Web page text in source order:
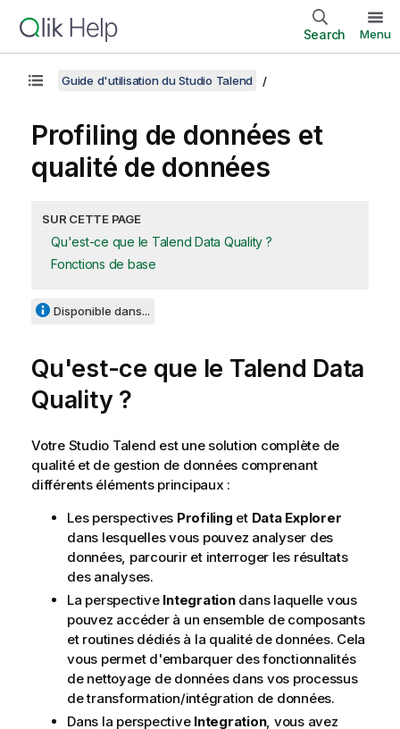
Search Menu
Guide d'utilisation du Studio Talend
Profiling de données et
qualité de données
SUR CETTE PAGE
Qu'est-ce que le Talend Data Quality ?
Fonctions de base
Disponible dans...
Qu'est-ce que le Talend Data
Quality?
Votre Studio Talend est une solution complète de
qualité et de gestion de données comprenant
différents éléments principaux :
Les perspectives Profiling et Data Explorer
dans lesquelles vous pouvez analyser des
données, parcourir et interroger les résultats
des analyses.
La perspective Integrationdans laquelle vous
pouvez accéder à un ensemble de composants
et routines dédiés à la qualité de données. Cela
vous permet d'embarquer des fonctionnalités
de nettoyage de données dans vos processus
de transformation/intégration de données.
Dans la perspective Integration, vous avez